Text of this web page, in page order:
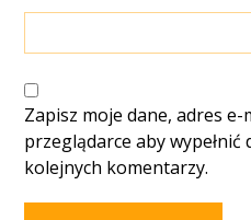
Zapisz moje dane, adres
przeglądarce aby wypełnić
kolejnych komentarzy.